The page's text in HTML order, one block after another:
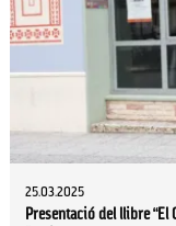
25.03.2025
Presentació del llibre “El